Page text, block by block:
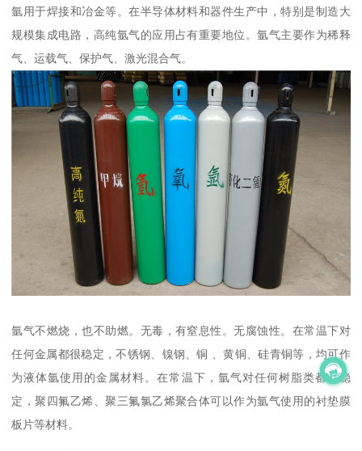
氩用于焊接和冶金等。在半导体材料和器件生产中，特别是制造大
规模集成电路，高纯氩气的应用占有重要地位。氩气主要作为稀释
气、运载气、保护气、激光混合气。
氩气不燃烧，也不助燃。无毒，有窒息性。无腐蚀性。在常温下对
任何金属都很稳定，不锈钢、镍钢、铜 、黄铜、硅青铜等，均可作
为液体氩使用的金属材料。在常温下，氩气对任何树脂类都很稳
定，聚四氟乙烯、聚三氟氯乙烯聚合体可以作为氩气使用的衬垫膜
板片等材料。